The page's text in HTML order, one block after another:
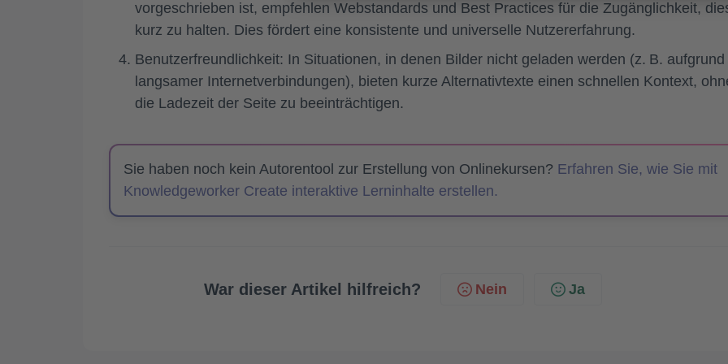
vorgeschrieben ist, empfehlen Webstandards und Best Practices für die Zugänglichkeit,
kurz zu halten. Dies fördert eine konsistente und universelle Nutzererfahrung.
Benutzerfreundlichkeit: In Situationen, in denen Bilder nicht geladen werden (z. B. aufgrund
langsamer Internetverbindungen), bieten kurze Alternativtexte einen schnellen Kontext,
die Ladezeit der Seite zu beeinträchtigen.
Sie haben noch kein Autorentool zur Erstellung von Onlinekursen? Erfahren Sie, wie Sie mit
Knowledgeworker Create interaktive Lerninhalte erstellen.
War dieser Artikel hilfreich? Nein Ja